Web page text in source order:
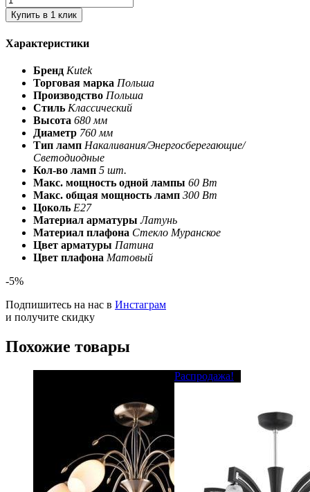
Купить в 1 клик
Характеристики
Бренд Kutek
Торговая марка Польша
Производство Польша
Стиль Классический
Высота 680 мм
Диаметр 760 мм
Тип ламп Накаливания/Энергосберегающие/
Светодиодные
Кол-во ламп 5 шт.
Макс. мощность одной лампы 60 Вт
Макс. общая мощность ламп 300 Вт
Цоколь E27
Материал арматуры Латунь
Материал плафона Стекло Муранское
Цвет арматуры Патина
Цвет плафона Матовый
-5%
Подпишитесь на нас в Инстаграм
и получите скидку
Похожие товары
Распродажа!